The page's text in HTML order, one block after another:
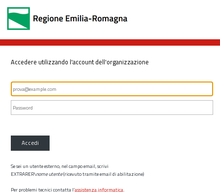
Accedere utilizzando l'account dell'organizzazione
Accedi
Se sei un utente esterno, nel campo email, scrivi
EXTRARER\nome utente(ricevuto tramite email di abilitazione)
Per problemi tecnici contatta l’assistenza informatica.